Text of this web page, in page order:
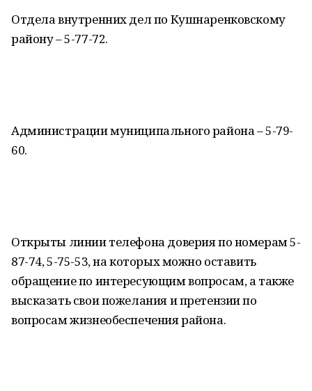
Отдела внутренних дел по Кушнаренковскому
району – 5-77-72.
Администрации муниципального района – 5-79-
60.
Открыты линии телефона доверия по номерам 5-
87-74, 5-75-53, на которых можно оставить
обращение по интересующим вопросам, а также
высказать свои пожелания и претензии по
вопросам жизнеобеспечения района.